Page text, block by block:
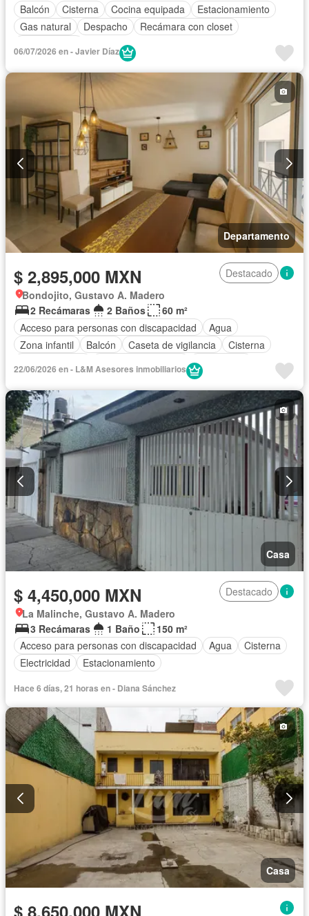
Balcón
Cisterna Cocina equipada
Estacionamiento
Gas natural
Despacho
Recámara con closet
06/07/2026 en - Javier Díaz
Departamento
$ 2,895,000 MXN
Destacado
Bondojito, Gustavo A. Madero
2 Recámaras
2 Baños
60 m²
Acceso para personas con discapacidad
Agua
Zona infantil
Balcón Caseta de vigilancia
Cisterna
Electricidad
Gas natural
Internet
Recámara con closet Azotea
Sala polivalente
Seguridad
Sin amueblar
22/06/2026 en - L&M Asesores inmobiliarios
Casa
$ 4,450,000 MXN
Destacado
La Malinche, Gustavo A. Madero
3 Recámaras
1 Baño
150 m²
Acceso para personas con discapacidad
Agua
Cisterna
Electricidad
Estacionamiento
Hace 6 días, 21 horas en - Diana Sánchez
Casa
$ 8,650,000 MXN